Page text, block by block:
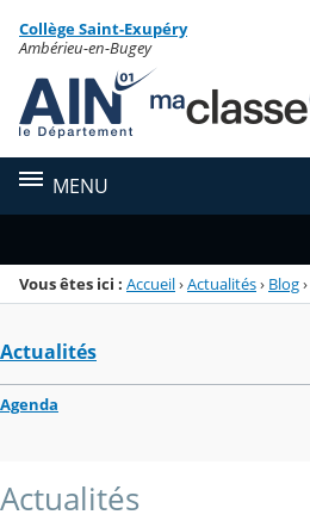
Menu de la rubrique
Contenu
Collège Saint-Exupéry
Ambérieu-en-Bugey
MENU
Vous êtes ici : Accueil›Actualités› Blog›
Actualités
Agenda
Actualités